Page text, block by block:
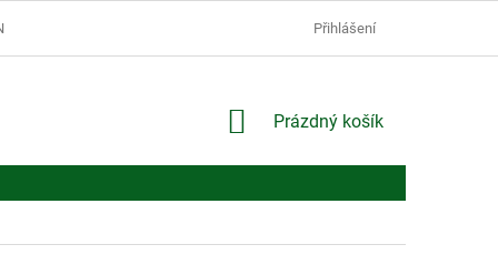
PODMÍNKY PODMÍNKY OCHRANY OSOBNÍCH ÚDAJŮ
Přihlášení
NÁKUPNÍ
Prázdný košík